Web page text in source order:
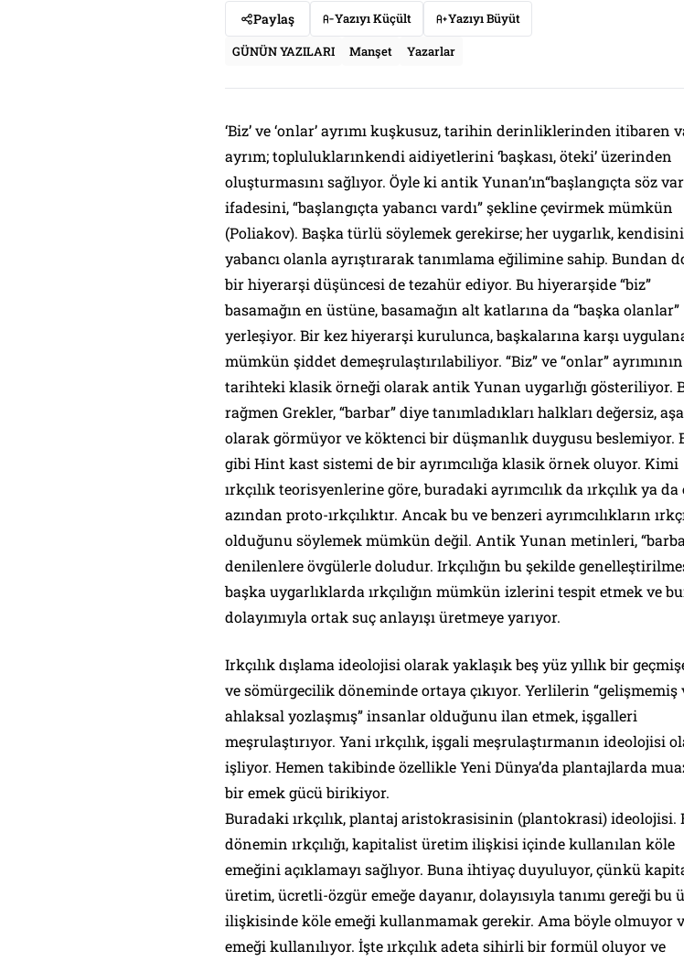
Paylaş Yazıyı Küçült
Yazıyı Büyüt
GÜNÜN YAZILARI
Manşet Yazarlar
‘Biz’ ve ‘onlar’ ayrımı kuşkusuz, tarihin derinliklerinden itibaren
ayrım; topluluklarınkendi aidiyetlerini ‘başkası, öteki’ üzerinden
oluşturmasını sağlıyor. Öyle ki antik Yunan’ın“başlangıçta söz
ifadesini, “başlangıçta yabancı vardı” şekline çevirmek mümkün
(Poliakov). Başka türlü söylemek gerekirse; her uygarlık, kendisini
yabancı olanla ayrıştırarak tanımlama eğilimine sahip. Bundan
bir hiyerarşi düşüncesi de tezahür ediyor. Bu hiyerarşide “biz”
basamağın en üstüne, basamağın alt katlarına da “başka olanlar”
yerleşiyor. Bir kez hiyerarşi kurulunca, başkalarına karşı
mümkün şiddet demeşrulaştırılabiliyor. “Biz” ve “onlar” ayrımının
tarihteki klasik örneği olarak antik Yunan uygarlığı gösteriliyor.
rağmen Grekler, “barbar” diye tanımladıkları halkları değersiz,
olarak görmüyor ve köktenci bir düşmanlık duygusu beslemiyor.
gibi Hint kast sistemi de bir ayrımcılığa klasik örnek oluyor. Kimi
ırkçılık teorisyenlerine göre, buradaki ayrımcılık da ırkçılık ya da
azından proto-ırkçılıktır. Ancak bu ve benzeri ayrımcılıkların
olduğunu söylemek mümkün değil. Antik Yunan metinleri,
denilenlere övgülerle doludur. Irkçılığın bu şekilde
başka uygarlıklarda ırkçılığın mümkün izlerini tespit etmek ve
dolayımıyla ortak suç anlayışı üretmeye yarıyor.
Irkçılık dışlama ideolojisi olarak yaklaşık beş yüz yıllık bir
ve sömürgecilik döneminde ortaya çıkıyor. Yerlilerin “gelişmemiş
ahlaksal yozlaşmış” insanlar olduğunu ilan etmek, işgalleri
meşrulaştırıyor. Yani ırkçılık, işgali meşrulaştırmanın ideolojisi
işliyor. Hemen takibinde özellikle Yeni Dünya’da plantajlarda
bir emek gücü birikiyor.
Buradaki ırkçılık, plantaj aristokrasisinin (plantokrasi) ideolojisi.
dönemin ırkçılığı, kapitalist üretim ilişkisi içinde kullanılan köle
emeğini açıklamayı sağlıyor. Buna ihtiyaç duyuluyor, çünkü
üretim, ücretli-özgür emeğe dayanır, dolayısıyla tanımı gereği bu
ilişkisinde köle emeği kullanmamak gerekir. Ama böyle olmuyor
emeği kullanılıyor. İşte ırkçılık adeta sihirli bir formül oluyor ve